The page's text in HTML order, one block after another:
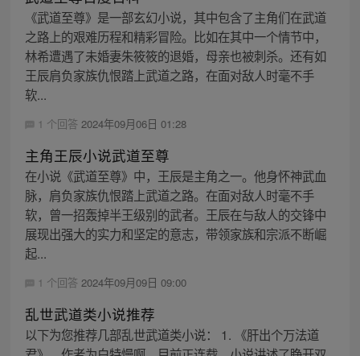
《武道至尊》是一部玄幻小说，其中包含了主角们在武道
之路上的艰难历程和精彩冒险。比如在其中一个情节中，
林希遭遇了未婚妻朱筱筱的退婚，母亲也被刺杀。还有如
王辰肩负家族仇恨踏上武道之路，在面对敌人时毫不手
软...
1 个回答 2024年09月06日 01:28
主角王辰小说武道至尊
在小说《武道至尊》中，王辰是主角之一。他身怀神武血
脉，肩负家族仇恨踏上武道之路。在面对敌人时毫不手
软，曾一招轰掉半王级别的武者。王辰在与敌人的交锋中
展现出强大的实力和坚定的意志，带领家族和宗派不断崛
起...
1 个回答 2024年09月09日 09:00
乱世武道类小说推荐
以下为您推荐几部乱世武道类小说： 1. 《肝出个万法道